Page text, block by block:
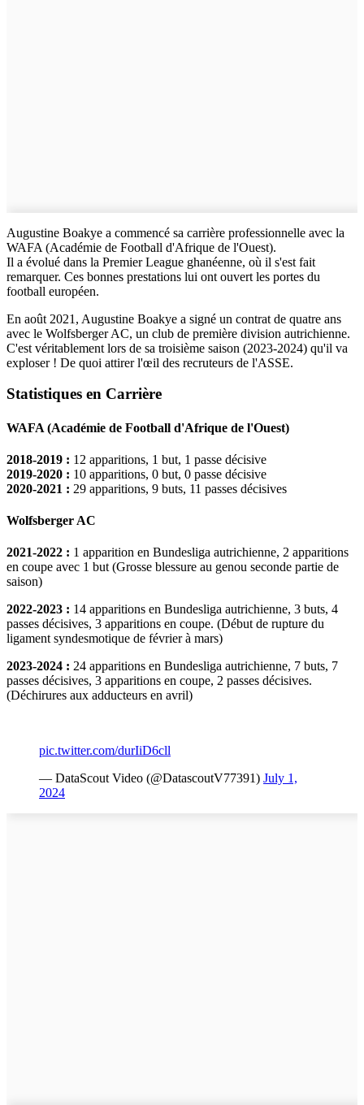
Augustine Boakye a commencé sa carrière professionnelle avec la
WAFA (Académie de Football d'Afrique de l'Ouest).
Il a évolué dans la Premier League ghanéenne, où il s'est fait
remarquer. Ces bonnes prestations lui ont ouvert les portes du
football européen.
En août 2021, Augustine Boakye a signé un contrat de quatre ans
avec le Wolfsberger AC, un club de première division autrichienne.
C'est véritablement lors de sa troisième saison (2023-2024) qu'il va
exploser ! De quoi attirer l'œil des recruteurs de l'ASSE.
Statistiques en Carrière
WAFA (Académie de Football d'Afrique de l'Ouest)
2018-2019 : 12 apparitions, 1 but, 1 passe décisive
2019-2020 : 10 apparitions, 0 but, 0 passe décisive
2020-2021 : 29 apparitions, 9 buts, 11 passes décisives
Wolfsberger AC
2021-2022 : 1 apparition en Bundesliga autrichienne, 2 apparitions
en coupe avec 1 but (Grosse blessure au genou seconde partie de
saison)
2022-2023 : 14 apparitions en Bundesliga autrichienne, 3 buts, 4
passes décisives, 3 apparitions en coupe. (Début de rupture du
ligament syndesmotique de février à mars)
2023-2024 : 24 apparitions en Bundesliga autrichienne, 7 buts, 7
passes décisives, 3 apparitions en coupe, 2 passes décisives.
(Déchirures aux adducteurs en avril)
pic.twitter.com/durIiD6cll
— DataScout Video (@DatascoutV77391) July 1,
2024